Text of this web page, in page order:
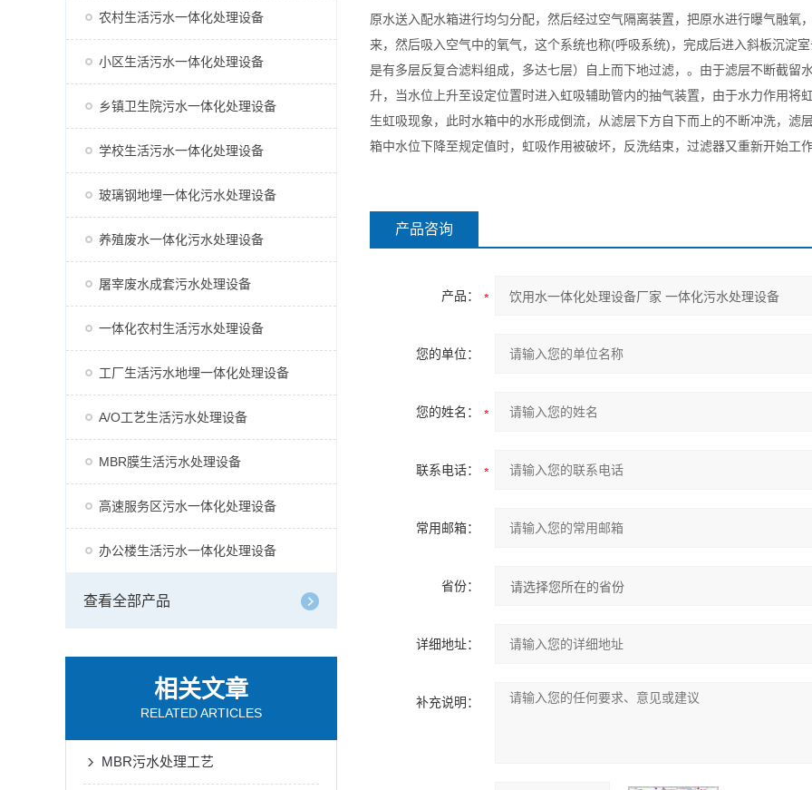
农村生活污水一体化处理设备
小区生活污水一体化处理设备
乡镇卫生院污水一体化处理设备
学校生活污水一体化处理设备
玻璃钢地埋一体化污水处理设备
养殖废水一体化污水处理设备
屠宰废水成套污水处理设备
一体化农村生活污水处理设备
工厂生活污水地埋一体化处理设备
A/O工艺生活污水处理设备
MBR膜生活污水处理设备
高速服务区污水一体化处理设备
办公楼生活污水一体化处理设备
查看全部产品
相关文章
RELATED ARTICLES
MBR污水处理工艺
原水送入配水箱进行均匀分配，然后经过空气隔离装置，把原水进行曝气融
来，然后吸入空气中的氧气，这个系统也称(呼吸系统)，完成后进入斜板沉淀
是有多层反复合滤料组成，多达七层）自上而下地过滤，。由于滤层不断截留
升，当水位上升至设定位置时进入虹吸辅助管内的抽气装置，由于水力作用将
生虹吸现象，此时水箱中的水形成倒流，从滤层下方自下而上的不断冲洗，滤
箱中水位下降至规定值时，虹吸作用被破坏，反洗结束，过滤器又重新开始工
产品咨询
产品：
您的单位：
您的姓名：
联系电话：
常用邮箱：
省份：
详细地址：
补充说明：